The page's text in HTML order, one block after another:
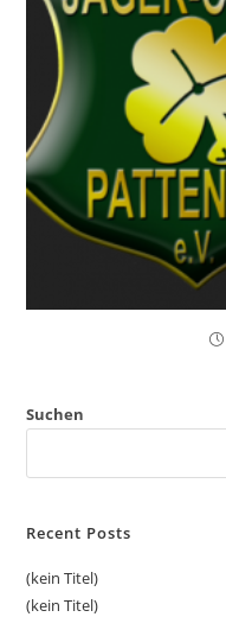
Suchen
Recent Posts
(kein Titel)
(kein Titel)